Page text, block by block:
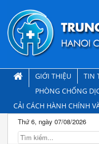
GIỚI THIỆU TIN
PHÒNG CHỐNG
CẢI CÁCH HÀNH CHÍNH
Thứ 6, ngày 07/08/2026